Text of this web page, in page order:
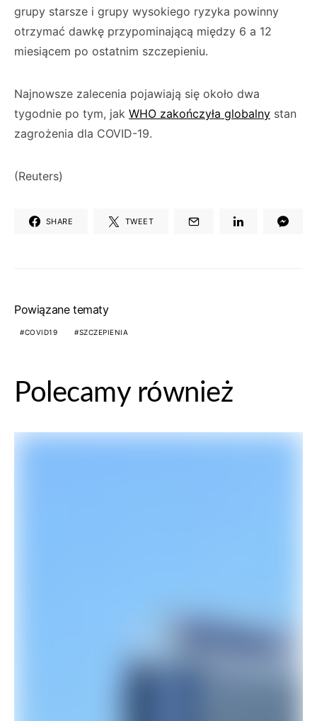
grupy starsze i grupy wysokiego ryzyka powinny
otrzymać dawkę przypominającą między 6 a 12
miesiącem po ostatnim szczepieniu.
Najnowsze zalecenia pojawiają się około dwa
tygodnie po tym, jak WHO zakończyła globalny stan
zagrożenia dla COVID-19.
(Reuters)
SHARE TWEET
Powiązane tematy
COVID19 SZCZEPIENIA
Polecamy również